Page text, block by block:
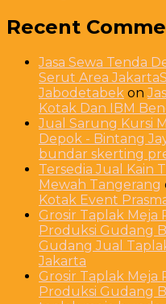
Recent
Jasa Sewa Tenda
Serut Area
Jabodetabek on
Kotak Dan IBM
Jual Sarung Kursi
Depok - Bintang
bundar skerting
Tersedia Jual Kain
Mewah Tangerang
Kotak Event
Grosir Taplak Meja
Produksi Gudang
Gudang Jual
Jakarta
Grosir Taplak Meja
Produksi Gudang